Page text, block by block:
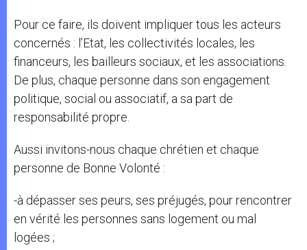
Pour ce faire, ils doivent impliquer tous les acteurs
concernés : l’Etat, les collectivités locales, les
financeurs, les bailleurs sociaux, et les associations.
De plus, chaque personne dans son engagement
politique, social ou associatif, a sa part de
responsabilité propre.
Aussi invitons-nous chaque chrétien et chaque
personne de Bonne Volonté :
-à dépasser ses peurs, ses préjugés, pour rencontrer
en vérité les personnes sans logement ou mal
logées ;